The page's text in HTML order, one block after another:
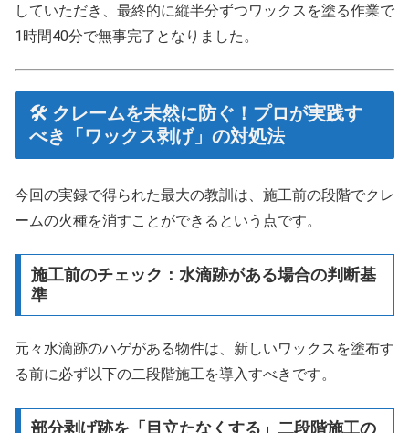
していただき、最終的に縦半分ずつワックスを塗る作業で
1時間40分で無事完了となりました。
🛠️ クレームを未然に防ぐ！プロが実践す
べき「ワックス剥げ」の対処法
今回の実録で得られた最大の教訓は、施工前の段階でクレ
ームの火種を消すことができるという点です。
施工前のチェック：水滴跡がある場合の判断基
準
元々水滴跡のハゲがある物件は、新しいワックスを塗布す
る前に必ず以下の二段階施工を導入すべきです。
部分剥げ跡を「目立たなくする」二段階施工の